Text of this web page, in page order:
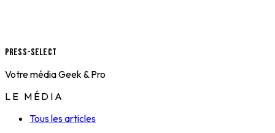
Press-Select
Votre média Geek & Pro
LE MÉDIA
Tous les articles